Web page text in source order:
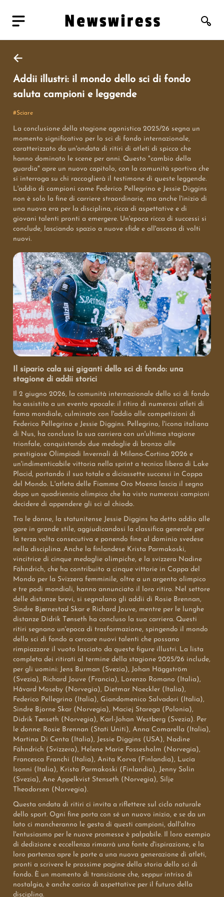
Addii illustri: il mondo dello sci di fondo
saluta campioni e leggende
#Sciare
La conclusione della stagione agonistica 2025/26 segna un
momento significativo per lo sci di fondo internazionale,
caratterizzato da un'ondata di ritiri di atleti di spicco che
hanno dominato le scene per anni. Questo "cambio della
guardia" apre un nuovo capitolo, con la comunità sportiva che
si interroga su chi raccoglierà il testimone di queste leggende.
L'addio di campioni come Federico Pellegrino e Jessie Diggins
non è solo la fine di carriere straordinarie, ma anche l'inizio di
una nuova era per la disciplina, ricca di aspettative e di
giovani talenti pronti a emergere. Un'epoca ricca di successi si
conclude, lasciando spazio a nuove sfide e all'ascesa di volti
nuovi.
Il sipario cala sui giganti dello sci di fondo: una
stagione di addii storici
Il 2 giugno 2026, la comunità internazionale dello sci di fondo
ha assistito a un evento epocale: il ritiro di numerosi atleti di
fama mondiale, culminato con l'addio alle competizioni di
Federico Pellegrino e Jessie Diggins. Pellegrino, l'icona italiana
di Nus, ha concluso la sua carriera con un'ultima stagione
trionfale, conquistando due medaglie di bronzo alle
prestigiose Olimpiadi Invernali di Milano-Cortina 2026 e
un'indimenticabile vittoria nella sprint a tecnica libera di Lake
Placid, portando il suo totale a diciassette successi in Coppa
del Mondo. L'atleta delle Fiamme Oro Moena lascia il segno
dopo un quadriennio olimpico che ha visto numerosi campioni
decidere di appendere gli sci al chiodo.
Tra le donne, la statunitense Jessie Diggins ha detto addio alle
gare in grande stile, aggiudicandosi la classifica generale per
la terza volta consecutiva e ponendo fine al dominio svedese
nella disciplina. Anche la finlandese Krista Parmakoski,
vincitrice di cinque medaglie olimpiche, e la svizzera Nadine
Fähndrich, che ha contribuito a cinque vittorie in Coppa del
Mondo per la Svizzera femminile, oltre a un argento olimpico
e tre podi mondiali, hanno annunciato il loro ritiro. Nel settore
delle distanze brevi, si segnalano gli addii di Rosie Brennan,
Sindre Bjørnestad Skar e Richard Jouve, mentre per le lunghe
distanze Didrik Tønseth ha concluso la sua carriera. Questi
ritiri segnano un'epoca di trasformazione, spingendo il mondo
dello sci di fondo a cercare nuovi talenti che possano
rimpiazzare il vuoto lasciato da queste figure illustri. La lista
completa dei ritirati al termine della stagione 2025/26 include,
per gli uomini: Jens Burman (Svezia), Johan Häggström
(Svezia), Richard Jouve (Francia), Lorenzo Romano (Italia),
Håvard Moseby (Norvegia), Dietmar Noeckler (Italia),
Federico Pellegrino (Italia), Giandomenico Salvadori (Italia),
Sindre Bjorne Skar (Norvegia), Maciej Starega (Polonia),
Didrik Tønseth (Norvegia), Karl-Johan Westberg (Svezia). Per
le donne: Rosie Brennan (Stati Uniti), Anna Comarella (Italia),
Martina Di Centa (Italia), Jessie Diggins (USA), Nadine
Fähndrich (Svizzera), Helene Marie Fossesholm (Norvegia),
Francesca Franchi (Italia), Anita Korva (Finlandia), Lucia
Isonni (Italia), Krista Parmakoski (Finlandia), Jenny Solin
(Svezia), Ane Appelkvist Stenseth (Norvegia), Silje
Theodorsen (Norvegia).
Questa ondata di ritiri ci invita a riflettere sul ciclo naturale
dello sport. Ogni fine porta con sé un nuovo inizio, e se da un
lato ci mancheranno le gesta di questi campioni, dall'altro
l'entusiasmo per le nuove promesse è palpabile. Il loro esempio
di dedizione e eccellenza rimarrà una fonte d'ispirazione, e la
loro partenza apre le porte a una nuova generazione di atleti,
pronti a scrivere le prossime pagine della storia dello sci di
fondo. È un momento di transizione che, seppur intriso di
nostalgia, è anche carico di aspettative per il futuro della
disciplina.